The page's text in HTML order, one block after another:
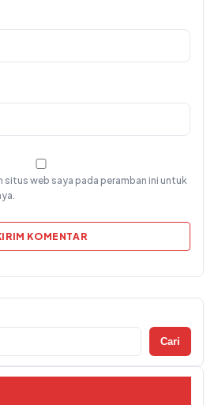
situs web saya pada peramban ini untuk
Cari